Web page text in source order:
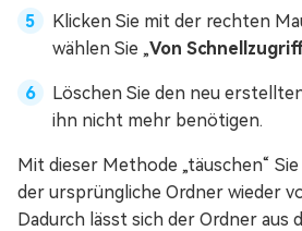
Klicken Sie mit der rechten
wählen Sie „Von
Löschen Sie den neu
ihn nicht mehr benötigen.
Mit dieser Methode „täuschen“
der ursprüngliche Ordner wieder
Dadurch lässt sich der Ordner aus